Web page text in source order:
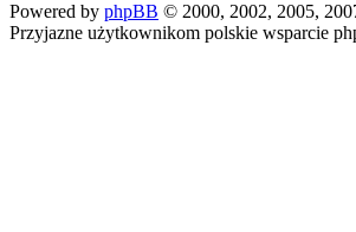
Powered by phpBB © 2000, 2002, 2005,
Przyjazne użytkownikom polskie wsparcie